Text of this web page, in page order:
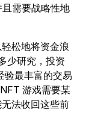
需要战略性地
松地将资金浪
少研究，投资
验最丰富的交易
游戏需要某
法收回这些前